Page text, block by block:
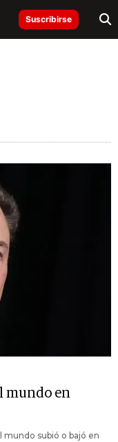
Suscribirse
mundo en
mundo subió o bajó en